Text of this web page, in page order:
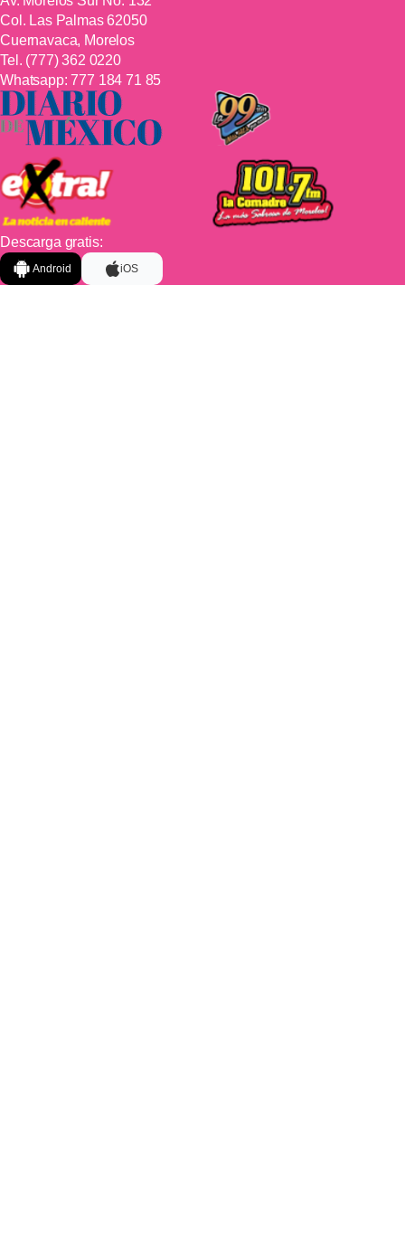
Col. Las Palmas 62050
Cuernavaca, Morelos
Tel. (777) 362 0220
Whatsapp:777 184 71 85
Descarga gratis:
Android iOS